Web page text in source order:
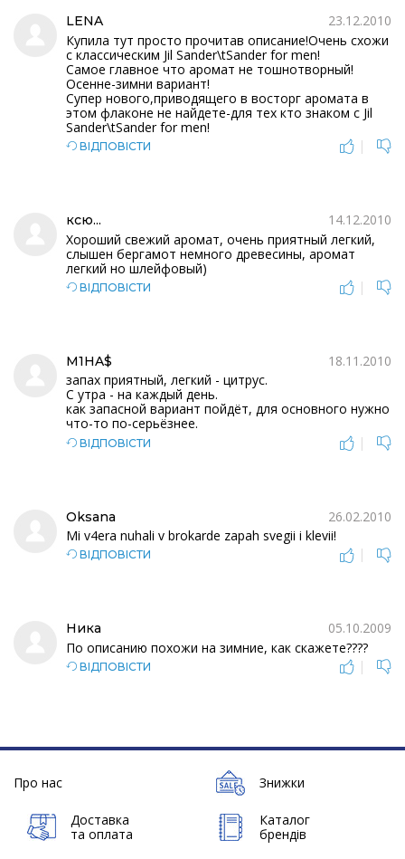
LENA
23.12.2010
Купила тут просто прочитав описание!Очень схожи
с классическим Jil Sander\tSander for men!
Самое главное что аромат не тошнотворный!
Осенне-зимни вариант!
Супер нового,приводящего в восторг аромата в
этом флаконе не найдете-для тех кто знаком с Jil
Sander\tSander for men!
ВІДПОВІСТИ |
ксю...
14.12.2010
Хороший свежий аромат, очень приятный легкий,
слышен бергамот немного древесины, аромат
легкий но шлейфовый)
ВІДПОВІСТИ |
M1HA$
18.11.2010
запах приятный, легкий - цитрус.
С утра - на каждый день.
как запасной вариант пойдёт, для основного нужно
что-то по-серьёзнее.
ВІДПОВІСТИ |
Oksana
26.02.2010
Mi v4era nuhali v brokarde zapah svegii i klevii!
ВІДПОВІСТИ |
Ника
05.10.2009
По описанию похожи на зимние, как скажете????
ВІДПОВІСТИ |
Про нас Знижки
Доставка
та оплата
Каталог
брендів